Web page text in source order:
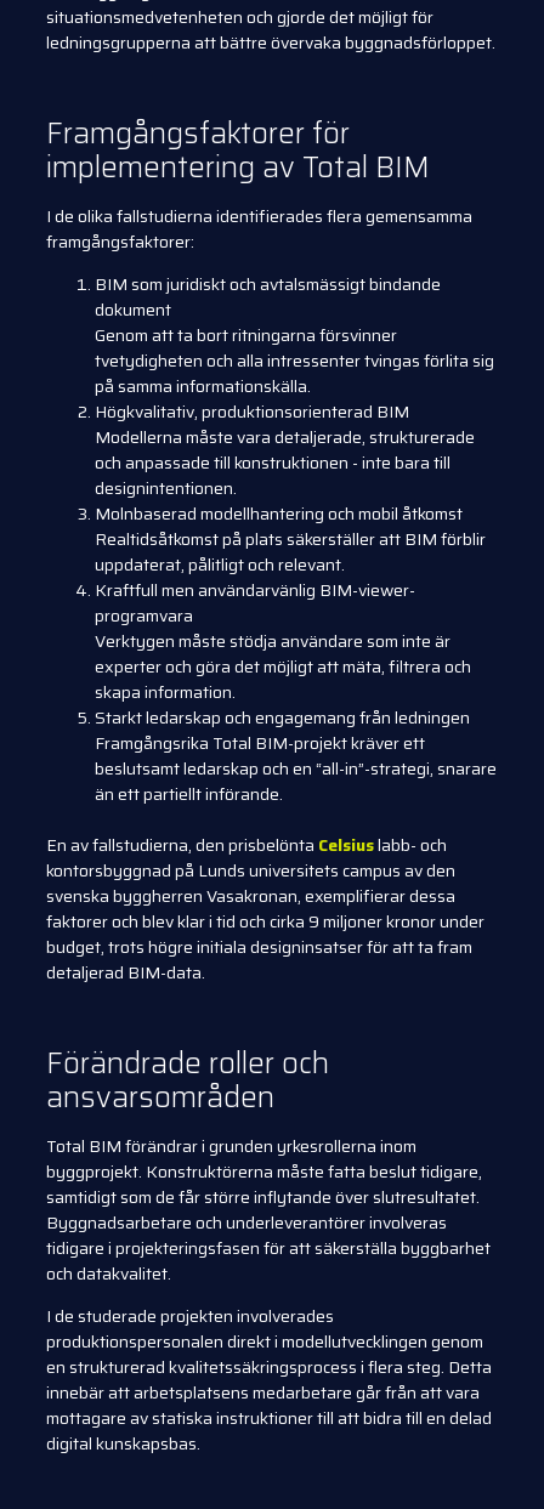
situationsmedvetenheten och gjorde det möjligt för
ledningsgrupperna att bättre övervaka byggnadsförloppet.
Framgångsfaktorer för
implementering av Total BIM
I de olika fallstudierna identifierades flera gemensamma
framgångsfaktorer:
BIM som juridiskt och avtalsmässigt bindande
dokument
Genom att ta bort ritningarna försvinner
tvetydigheten och alla intressenter tvingas förlita sig
på samma informationskälla.
Högkvalitativ, produktionsorienterad BIM
Modellerna måste vara detaljerade, strukturerade
och anpassade till konstruktionen - inte bara till
designintentionen.
Molnbaserad modellhantering och mobil åtkomst
Realtidsåtkomst på plats säkerställer att BIM förblir
uppdaterat, pålitligt och relevant.
Kraftfull men användarvänlig BIM-viewer-
programvara
Verktygen måste stödja användare som inte är
experter och göra det möjligt att mäta, filtrera och
skapa information.
Starkt ledarskap och engagemang från ledningen
Framgångsrika Total BIM-projekt kräver ett
beslutsamt ledarskap och en “all-in”-strategi, snarare
än ett partiellt införande.
En av fallstudierna, den prisbelönta Celsiuslabb- och
kontorsbyggnad på Lunds universitets campus av den
svenska byggherren Vasakronan, exemplifierar dessa
faktorer och blev klar i tid och cirka 9 miljoner kronor under
budget, trots högre initiala designinsatser för att ta fram
detaljerad BIM-data.
Förändrade roller och
ansvarsområden
Total BIM förändrar i grunden yrkesrollerna inom
byggprojekt. Konstruktörerna måste fatta beslut tidigare,
samtidigt som de får större inflytande över slutresultatet.
Byggnadsarbetare och underleverantörer involveras
tidigare i projekteringsfasen för att säkerställa byggbarhet
och datakvalitet.
I de studerade projekten involverades
produktionspersonalen direkt i modellutvecklingen genom
en strukturerad kvalitetssäkringsprocess i flera steg. Detta
innebär att arbetsplatsens medarbetare går från att vara
mottagare av statiska instruktioner till att bidra till en delad
digital kunskapsbas.